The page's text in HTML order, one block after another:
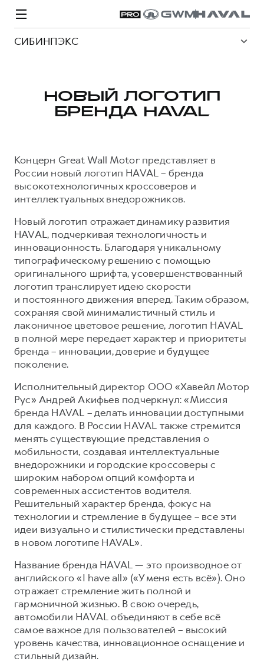
СИБИНПЭКС
H3
от 2 499 000 ₽
H5
от 4 049 000 ₽
H7
от 3 799 000 ₽
H9
от 4 799 000 ₽
ВЫБОР И ПОКУПКА
Автомобили в наличии
Конфигуратор HAVAL
Аксессуары HAVAL
Каталоги и прайс-листы
Программа «HAVAL Защита+»
Тест-драйв
Трейд-ин
КРЕДИТ И СТРАХОВАНИЕ
Кредитный калькулятор
Кредит
КОРПОРАТИВНЫМ КЛИЕНТАМ
Для малого бизнеса
Корпоративным клиентам
Крупным корпоративным клиентам
Система управления автопарком
Сервис для корпоративных клиентов
HAVAL Лизинг
АКСЕССУАРЫ HAVAL
Автомобильные аксессуары
Коллекция PRO
Коллекция Базовая
Коллекция Детская
СЕРВИС
Все о сервисе
Запись на сервис
Моторное масло
Стоимость ТО
СЕРВИСНОЕ ОБСЛУЖИВАНИЕ
Нулевое ТО
Программа «Помощь на дороге»
Регламенты технического обслуживания
Электронный ПТС
ПОДДЕРЖКА
GWM Безопасность
Гарантия HAVAL
Мобильное приложение GWM
Программа «HAVAL Защита+»
Руководства по эксплуатации
АКСЕССУАРЫ HAVAL
Автомобильные аксессуары
Коллекция PRO
Коллекция Базовая
Коллекция Детская
СПЕЦПРЕДЛОЖЕНИЯ
Покупателям
Владельцам
БРЕНД HAVAL
О бренде
О GWM
ИНФОРМАЦИЯ О ДИЛЕРЕ
О дилере
Наша команда
Контакты
НОВЫЙ ЛОГОТИП
БРЕНДА HAVAL
Концерн Great Wall Motor представляет в
России новый логотип HAVAL – бренда
высокотехнологичных кроссоверов и
интеллектуальных внедорожников.
Новый логотип отражает динамику развития
HAVAL, подчеркивая технологичность и
инновационность. Благодаря уникальному
типографическому решению с помощью
оригинального шрифта, усовершенствованный
логотип транслирует идею скорости
и постоянного движения вперед. Таким образом,
сохраняя свой минималистичный стиль и
лаконичное цветовое решение, логотип HAVAL
в полной мере передает характер и приоритеты
бренда – инновации, доверие и будущее
поколение.
Исполнительный директор ООО «Хавейл Мотор
Рус» Андрей Акифьев подчеркнул: «Миссия
бренда HAVAL – делать инновации доступными
для каждого. В России HAVAL также стремится
менять существующие представления о
мобильности, создавая интеллектуальные
внедорожники и городские кроссоверы с
широким набором опций комфорта и
современных ассистентов водителя.
Решительный характер бренда, фокус на
технологии и стремление в будущее – все эти
идеи визуально и стилистически представлены
в новом логотипе HAVAL».
Название бренда HAVAL — это производное от
английского «I have all» («У меня есть всё»). Оно
отражает стремление жить полной и
гармоничной жизнью. В свою очередь,
автомобили HAVAL объединяют в себе всё
самое важное для пользователей – высокий
уровень качества, инновационное оснащение и
стильный дизайн.